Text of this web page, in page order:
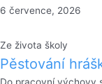
6 července, 2026
Ze života školy
Pěstování